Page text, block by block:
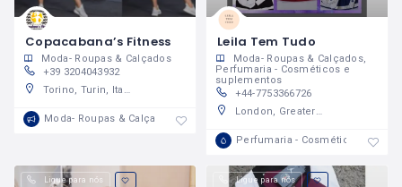
Copacabana’s Fitness
Moda- Roupas & Calçados
+39 3204043932
Torino, Turin, Italy
Moda- Roupas & Calçados
Leila Tem Tudo
Moda- Roupas & Calçados
Perfumaria - Cosméticos e
suplementos
+44-7753366726
London, Greater London, England, United Kingdom
Perfumaria - Cosméticos e
Ligue para nós Ligue para nós